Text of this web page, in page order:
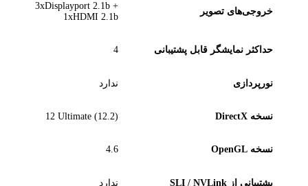
خروجی‌های تصویر
3xDisplayport 2.1b +
1xHDMI 2.1b
حداکثر نمایشگر قابل پشتیبانی 4
نورپردازی ندارد
نسخه DirectX 1‎2 Ultimate (12.2)
نسخه OpenGL 4.6
پشتیبانی از SLI / NVLink ندارد